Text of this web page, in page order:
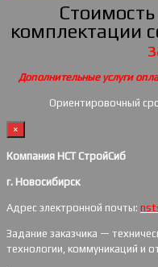
комплектации
Дополнительные услуги
Ориентировочный
×
Компания НСТ СтройСиб
г. Новосибирск
Адрес электронной почты:
Задание заказчика —
технологии, коммуникаций и